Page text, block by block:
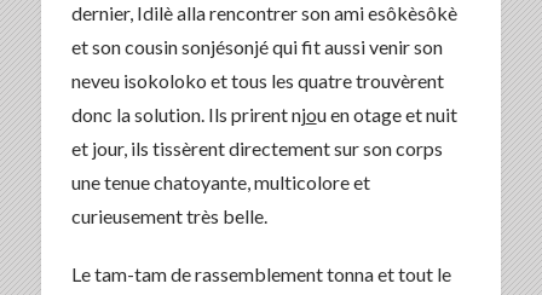
dernier, Idilè alla rencontrer son ami esôkèsôkè
et son cousin sonjésonjé qui fit aussi venir son
neveu isokoloko et tous les quatre trouvèrent
donc la solution. Ils prirent njou en otage et nuit
et jour, ils tissèrent directement sur son corps
une tenue chatoyante, multicolore et
curieusement très belle.
Le tam-tam de rassemblement tonna et tout le